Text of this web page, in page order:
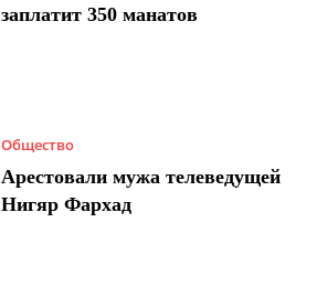
заплатит 350 манатов
Общество
Арестовали мужа телеведущей
Нигяр Фархад